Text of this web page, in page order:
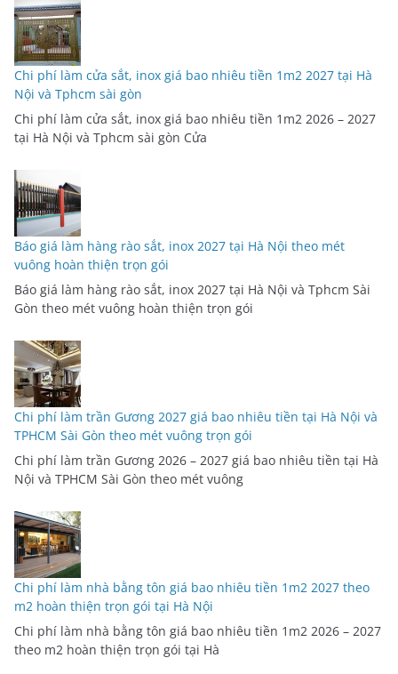
Chi phí làm cửa sắt, inox giá bao nhiêu tiền 1m2 2027 tại Hà
Nội và Tphcm sài gòn
Chi phí làm cửa sắt, inox giá bao nhiêu tiền 1m2 2026 – 2027
tại Hà Nội và Tphcm sài gòn Cửa
Báo giá làm hàng rào sắt, inox 2027 tại Hà Nội theo mét
vuông hoàn thiện trọn gói
Báo giá làm hàng rào sắt, inox 2027 tại Hà Nội và Tphcm Sài
Gòn theo mét vuông hoàn thiện trọn gói
Chi phí làm trần Gương 2027 giá bao nhiêu tiền tại Hà Nội và
TPHCM Sài Gòn theo mét vuông trọn gói
Chi phí làm trần Gương 2026 – 2027 giá bao nhiêu tiền tại Hà
Nội và TPHCM Sài Gòn theo mét vuông
Chi phí làm nhà bằng tôn giá bao nhiêu tiền 1m2 2027 theo
m2 hoàn thiện trọn gói tại Hà Nội
Chi phí làm nhà bằng tôn giá bao nhiêu tiền 1m2 2026 – 2027
theo m2 hoàn thiện trọn gói tại Hà